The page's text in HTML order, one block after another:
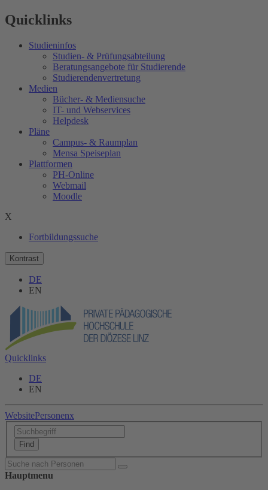
Quicklinks
Studieninfos
Studien- & Prüfungsabteilung
Beratungsangebote für Studierende
Studierendenvertretung
Medien
Bücher- & Mediensuche
IT- und Webservices
Helpdesk
Pläne
Campus- & Raumplan
Mensa Speiseplan
Plattformen
PH-Online
Webmail
Moodle
X
Fortbildungssuche
Kontrast
DE
EN
Quicklinks
DE
EN
WebsitePersonenx
Hauptmenu